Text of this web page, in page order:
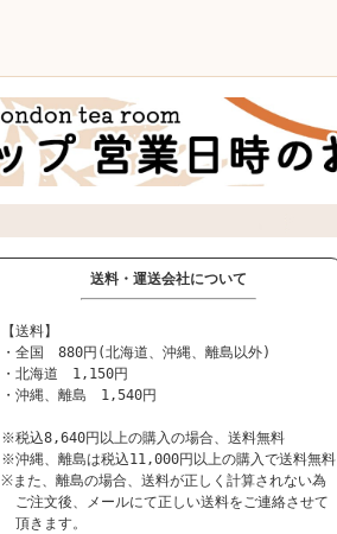
送料・運送会社について
【送料】
・全国 880円(北海道、沖縄、離島以外)
・北海道 1,150円
・沖縄、離島 1,540円
※税込8,640円以上の購入の場合、送料無料
※沖縄、離島は税込11,000円以上の購入で送料無料
※また、離島の場合、送料が正しく計算されない為
ご注文後、メールにて正しい送料をご連絡させて
頂きます。